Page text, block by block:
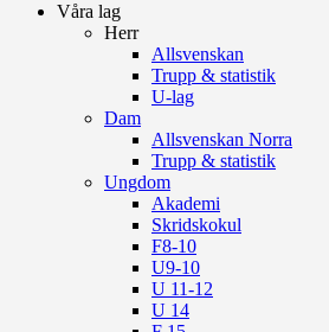
Våra lag
Herr
Allsvenskan
Trupp & statistik
U-lag
Dam
Allsvenskan Norra
Trupp & statistik
Ungdom
Akademi
Skridskokul
F8-10
U9-10
U 11-12
U 14